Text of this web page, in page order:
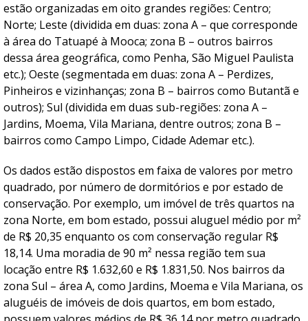
estão organizadas em oito grandes regiões: Centro;
Norte; Leste (dividida em duas: zona A – que corresponde
à área do Tatuapé à Mooca; zona B – outros bairros
dessa área geográfica, como Penha, São Miguel Paulista
etc.); Oeste (segmentada em duas: zona A – Perdizes,
Pinheiros e vizinhanças; zona B – bairros como Butantã e
outros); Sul (dividida em duas sub-regiões: zona A –
Jardins, Moema, Vila Mariana, dentre outros; zona B –
bairros como Campo Limpo, Cidade Ademar etc.).
Os dados estão dispostos em faixa de valores por metro
quadrado, por número de dormitórios e por estado de
conservação. Por exemplo, um imóvel de três quartos na
zona Norte, em bom estado, possui aluguel médio por m²
de R$ 20,35 enquanto os com conservação regular R$
18,14. Uma moradia de 90 m² nessa região tem sua
locação entre R$ 1.632,60 e R$ 1.831,50. Nos bairros da
zona Sul – área A, como Jardins, Moema e Vila Mariana, os
aluguéis de imóveis de dois quartos, em bom estado,